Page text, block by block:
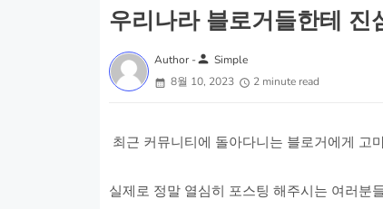
우리나라 블로거들한테
Author -person Simple
8월 10, 2023
2 minute read
최근 커뮤니티에 돌아다니는 블로거에게 고
실제로 정말 열심히 포스팅 해주시는 여러분